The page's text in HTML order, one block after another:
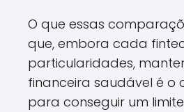
O que essas
que, embora cada
particularidades,
financeira saudável é o
para conseguir um